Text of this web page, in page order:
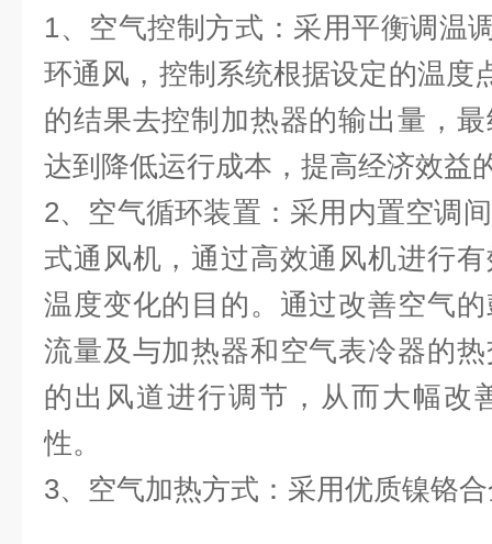
1、空气控制方式：采用平衡调温
环通风，控制系统根据设定的温度
的结果去控制加热器的输出量，
达到降低运行成本，提高经济效益
2、空气循环装置：采用内置空调
式通风机，通过高效通风机进行
温度变化的目的。通过改善空气
流量及与加热器和空气表冷器的
的出风道进行调节，从而大幅改
性。
3、空气加热方式：采用优质镍铬